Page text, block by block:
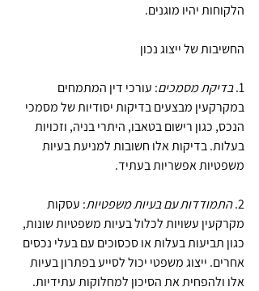
הלקוחות יהיו מוגנים.
החשיבות של ייצוג נכון
1. בדיקת מסמכים: עורכי דין המתמחים
במקרקעין מבצעים בדיקות יסודיות של מסמכי
הנכס, כגון רישום בטאבו, היתרי בניה, וזכויות
בעלות. בדיקות אלו חשובות למניעת בעיות
משפטיות אפשריות בעתיד.
2. התמודדות עם בעיות משפטיות: עסקות
מקרקעין עשויות לכלול בעיות משפטיות שונות,
כגון תביעות בעלות או סכסוכים עם בעלי נכסים
אחרים. ייצוג משפטי יכול לסייע בפתרון בעיות
אלו ולהפחית את הסיכון למחלוקות עתידיות.